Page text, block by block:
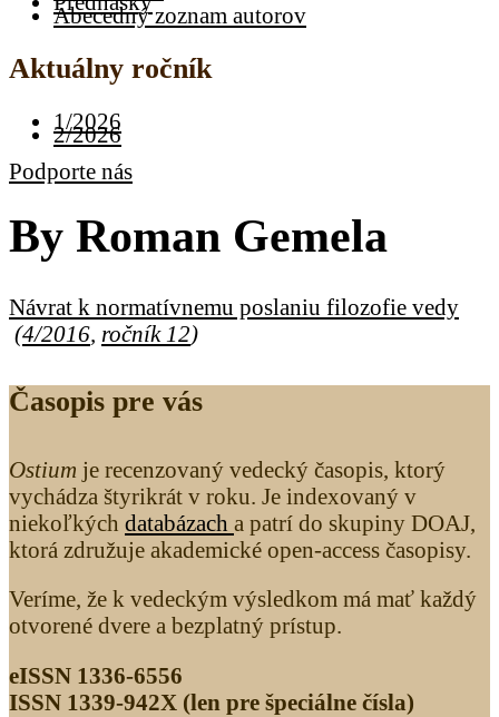
Abecedný zoznam autorov
Aktuálny ročník
1/2026
2/2026
Podporte nás
By Roman Gemela
Návrat k normatívnemu poslaniu filozofie vedy
(4/2016 ročník 12)
Časopis pre vás
Ostium je recenzovaný vedecký časopis, ktorý
vychádza štyrikrát v roku. Je indexovaný v
niekoľkých databázach a patrí do skupiny DOAJ,
ktorá združuje akademické open-access časopisy.
Veríme, že k vedeckým výsledkom má mať každý
otvorené dvere a bezplatný prístup.
eISSN 1336-6556
ISSN 1339­-942X (len pre špeciálne čísla)